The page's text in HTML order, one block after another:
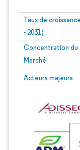
Taux de
- 2031)
Concentration du
Marché
Acteurs majeurs
Image © Mordor